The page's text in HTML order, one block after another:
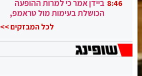
8:46 ביידן אמר כי למרות ההופעה
הכושלת בעימות מול טראמפ,
לכל המבזקים >>